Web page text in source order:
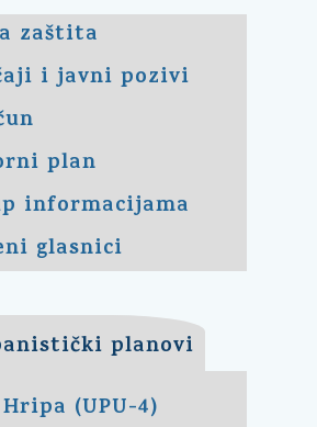
zaštita
i javni pozivi
plan
informacijama
glasnici
planovi
(UPU-4)